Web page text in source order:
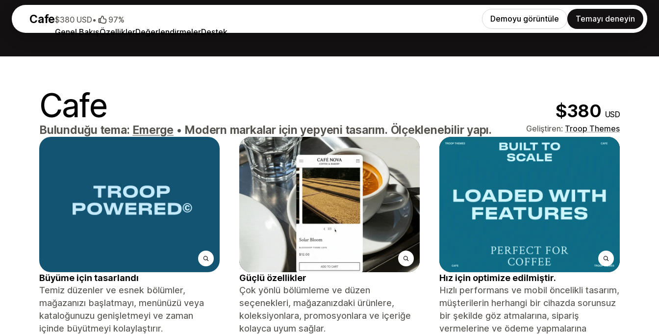
Cafe
Genel BakışÖzelliklerDeğerlendirmelerDestek
$380 USD• 97% Demoyu görüntüle Temayı deneyin
Cafe $380 USD
Bulunduğu tema: Emerge • Modern markalar için yepyeni tasarım. Ölçeklenebilir yapı. Geliştiren: Troop Themes
Büyüme için tasarlandı
Temiz düzenler ve esnek bölümler,
mağazanızı başlatmayı, menünüzü veya
kataloğunuzu genişletmeyi ve zaman
içinde büyütmeyi kolaylaştırır.
Güçlü özellikler
Çok yönlü bölümleme ve düzen
seçenekleri, mağazanızdaki ürünlere,
koleksiyonlara, promosyonlara ve içeriğe
kolayca uyum sağlar.
Hız için optimize edilmiştir.
Hızlı performans ve mobil öncelikli tasarım,
müşterilerin herhangi bir cihazda sorunsuz
bir şekilde göz atmalarına, sipariş
vermelerine ve ödeme yapmalarına